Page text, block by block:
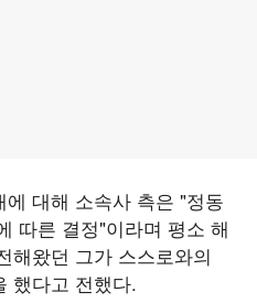
대해 소속사 측은 "정동
따른 결정"이라며 평소 해
해왔던 그가 스스로와의
했다고 전했다.